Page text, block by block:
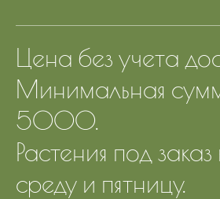
Цена без учета
Минимальная
5000.
Растения под
среду и пятницу.